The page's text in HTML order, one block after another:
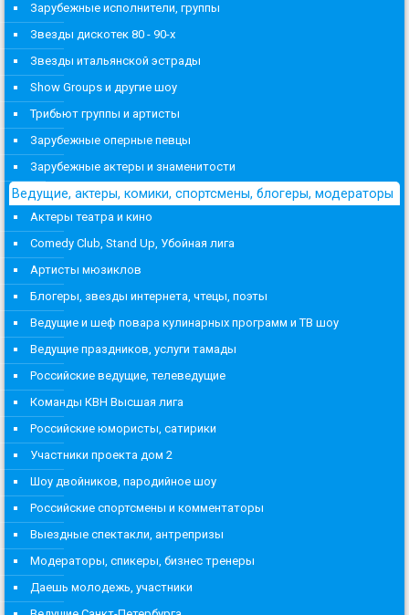
Зарубежные исполнители, группы
Звезды дискотек 80 - 90-х
Звезды итальянской эстрады
Show Groups и другие шоу
Трибьют группы и артисты
Зарубежные оперные певцы
Зарубежные актеры и знаменитости
Ведущие, актеры, комики, спортсмены, блогеры, модераторы
Актеры театра и кино
Comedy Club, Stand Up, Убойная лига
Артисты мюзиклов
Блогеры, звезды интернета, чтецы, поэты
Ведущие и шеф повара кулинарных программ и ТВ шоу
Ведущие праздников, услуги тамады
Российские ведущие, телеведущие
Команды КВН Высшая лига
Российские юмористы, сатирики
Участники проекта дом 2
Шоу двойников, пародийное шоу
Российские спортсмены и комментаторы
Выездные спектакли, антрепризы
Модераторы, спикеры, бизнес тренеры
Даешь молодежь, участники